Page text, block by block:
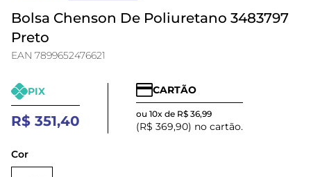
Bolsa Chenson De Poliuretano 3483797
Preto
EAN 7899652476621
PIX
R$ 351,40
CARTÃO
ou 10x de R$ 36,99
(R$ 369,90) no cartão.
Cor